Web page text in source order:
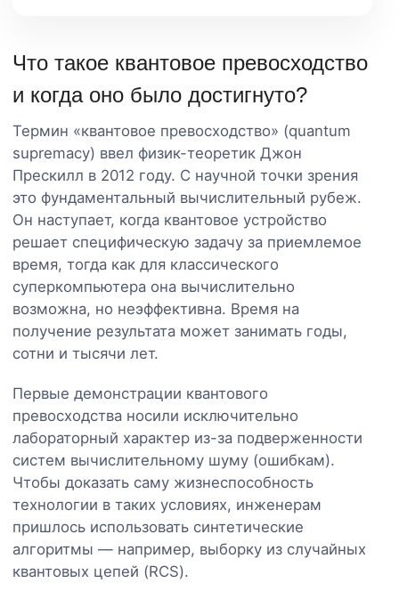
Что такое квантовое превосходство
и когда оно было достигнуто?
Термин «квантовое превосходство» (quantum
supremacy) ввел физик-теоретик Джон
Прескилл в 2012 году. С научной точки зрения
это фундаментальный вычислительный рубеж.
Он наступает, когда квантовое устройство
решает специфическую задачу за приемлемое
время, тогда как для классического
суперкомпьютера она вычислительно
возможна, но неэффективна. Время на
получение результата может занимать годы,
сотни и тысячи лет.
Первые демонстрации квантового
превосходства носили исключительно
лабораторный характер из-за подверженности
систем вычислительному шуму (ошибкам).
Чтобы доказать саму жизнеспособность
технологии в таких условиях, инженерам
пришлось использовать синтетические
алгоритмы — например, выборку из случайных
квантовых цепей (RCS).